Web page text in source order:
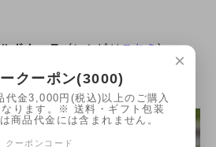
ボナーラ（レシピはこちら）
の相性がとても良いです。ひと味
かがでしょうか。
×
クーポン(3000)
代金3,000円(税込)以上のご購入
ります。※ 送料・ギフト包装
商品代金には含まれません。
クーポンコード